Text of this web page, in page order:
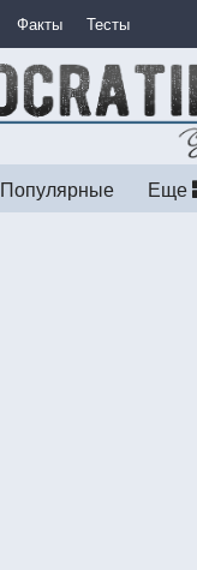
Факты Тесты
Популярные Еще